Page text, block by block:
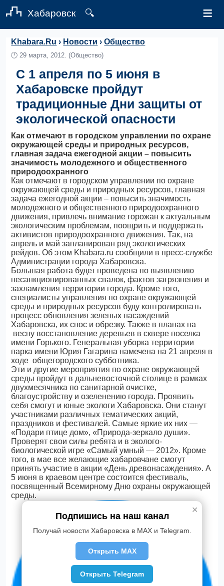
Хабаровск 🔍 ≡
Khabara.Ru › Новости ›Общество
🕛29 марта, 2012. (Общество)
С 1 апреля по 5 июня в
Хабаровске пройдут
традиционные Дни защиты от
экологической опасности
Как отмечают в городском управлении по охране
окружающей среды и природных ресурсов,
главная задача ежегодной акции – повысить
значимость молодежного и общественного
природоохранного
Как отмечают в городском управлении по охране
окружающей среды и природных ресурсов, главная
задача ежегодной акции – повысить значимость
молодежного и общественного природоохранного
движения, привлечь внимание горожан к актуальным
экологическим проблемам, поощрить и поддержать
активистов природоохранного движения. Так, на
апрель и май запланирован ряд экологических
рейдов. Об этом Khabara.ru сообщили в пресс-службе
Администрации города Хабаровска.
Большая работа будет проведена по выявлению
несанкционированных свалок, фактов загрязнения и
захламления территории города. Кроме того,
специалисты управления по охране окружающей
среды и природных ресурсов буду контролировать
процесс обновления зеленых насаждений
Хабаровска, их снос и обрезку. Также в планах на
весну восстановление деревьев в сквере поселка
имени Горького. Генеральная уборка территории
парка имени Юрия Гагарина намечена на 21 апреля в
ходе общегородского субботника.
Эти и другие мероприятия по охране окружающей
среды пройдут в дальневосточной столице в рамках
двухмесячника по санитарной очистке,
благоустройству и озеленению города. Проявить
себя смогут и юные экологи Хабаровска. Они станут
участниками различных тематических акций,
праздников и фестивалей. Самые яркие их них —
«Подари птице дом», «Природа-зеркало души».
Проверят свои силы ребята и в эколого-
биологической игре «Самый умный — 2012». Кроме
того, в мае все желающие хабаровчане смогут
принять участие в акции «День древонасаждения». А
5 июня в краевом центре состоится фестиваль,
посвященный Всемирному Дню охраны окружающей
среды.
✕
Подпишись на наш канал
Получай новости Хабаровска в MAX и Telegram.
Открыть MAX
Открыть Telegram